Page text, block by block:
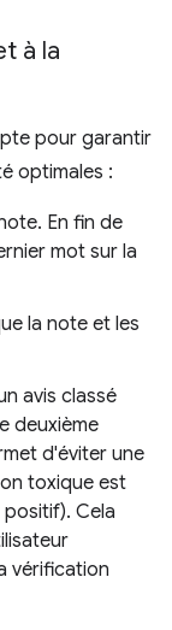
à la
pour garantir
optimales :
En fin de
mot sur la
la note et les
avis classé
deuxième
d'éviter une
toxique est
Cela
vérification